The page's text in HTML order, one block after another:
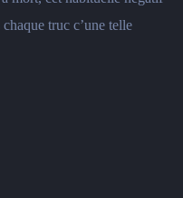
truc c’une telle